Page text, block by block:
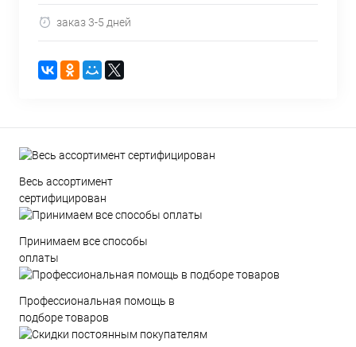
заказ 3-5 дней
Весь ассортимент
сертифицирован
Принимаем все способы
оплаты
Профессиональная помощь в
подборе товаров